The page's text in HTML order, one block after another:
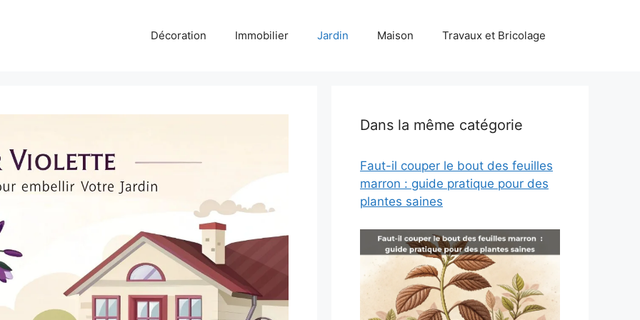
Décoration Immobilier Jardin Maison Travaux et Bricolage
Dans la même catégorie
Faut-il couper le bout des feuilles
marron : guide pratique pour des
plantes saines